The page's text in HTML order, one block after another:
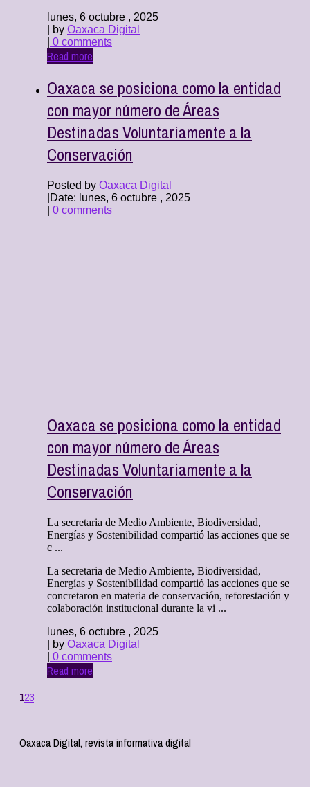
lunes, 6 octubre , 2025
| by Oaxaca Digital
0 comments
Read more
Oaxaca se posiciona como la entidad
con mayor número de Áreas
Destinadas Voluntariamente a la
Conservación
Posted by Oaxaca Digital
Date: lunes, 6 octubre , 2025
0 comments
Oaxaca se posiciona como la entidad
con mayor número de Áreas
Destinadas Voluntariamente a la
Conservación
La secretaria de Medio Ambiente, Biodiversidad,
Energías y Sostenibilidad compartió las acciones que se
c ...
La secretaria de Medio Ambiente, Biodiversidad,
Energías y Sostenibilidad compartió las acciones que se
concretaron en materia de conservación, reforestación y
colaboración institucional durante la vi ...
lunes, 6 octubre , 2025
| by Oaxaca Digital
0 comments
Read more
123
Oaxaca Digital, revista informativa digital